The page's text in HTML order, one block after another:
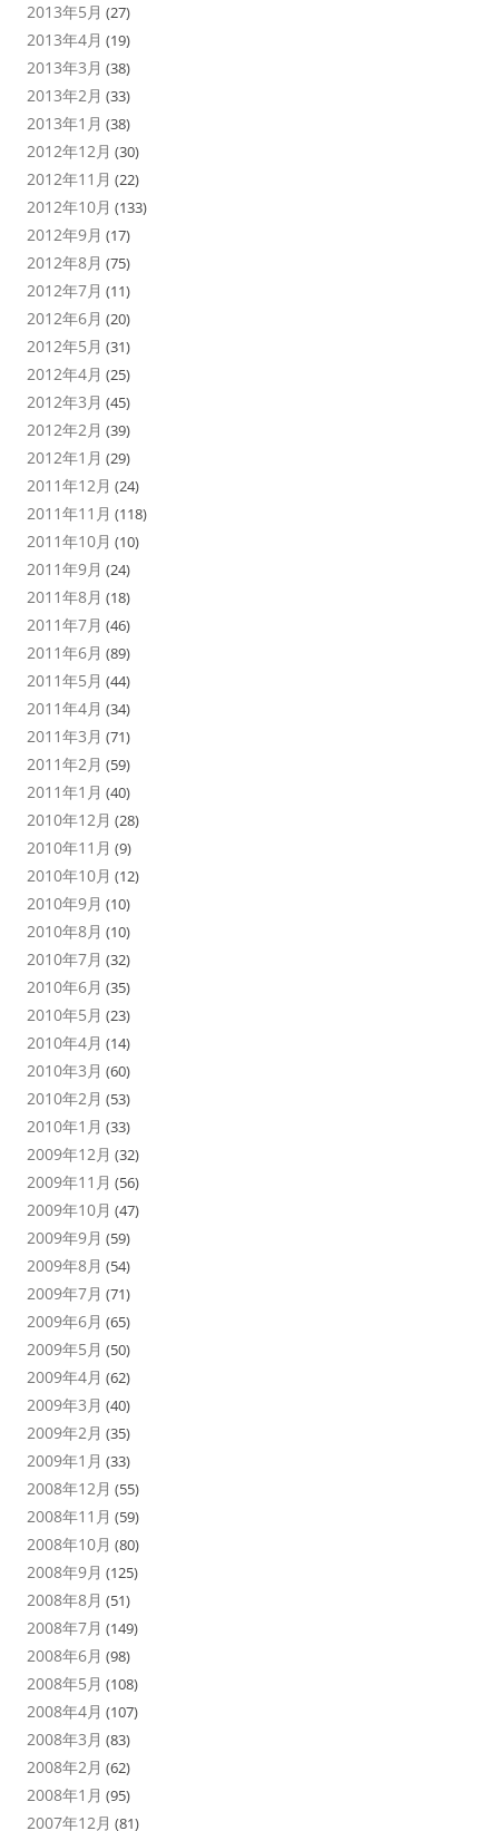
2013年5月 (27)
2013年4月 (19)
2013年3月 (38)
2013年2月 (33)
2013年1月 (38)
2012年12月 (30)
2012年11月 (22)
2012年10月 (133)
2012年9月 (17)
2012年8月 (75)
2012年7月 (11)
2012年6月 (20)
2012年5月 (31)
2012年4月 (25)
2012年3月 (45)
2012年2月 (39)
2012年1月 (29)
2011年12月 (24)
2011年11月 (118)
2011年10月 (10)
2011年9月 (24)
2011年8月 (18)
2011年7月 (46)
2011年6月 (89)
2011年5月 (44)
2011年4月 (34)
2011年3月 (71)
2011年2月 (59)
2011年1月 (40)
2010年12月 (28)
2010年11月 (9)
2010年10月 (12)
2010年9月 (10)
2010年8月 (10)
2010年7月 (32)
2010年6月 (35)
2010年5月 (23)
2010年4月 (14)
2010年3月 (60)
2010年2月 (53)
2010年1月 (33)
2009年12月 (32)
2009年11月 (56)
2009年10月 (47)
2009年9月 (59)
2009年8月 (54)
2009年7月 (71)
2009年6月 (65)
2009年5月 (50)
2009年4月 (62)
2009年3月 (40)
2009年2月 (35)
2009年1月 (33)
2008年12月 (55)
2008年11月 (59)
2008年10月 (80)
2008年9月 (125)
2008年8月 (51)
2008年7月 (149)
2008年6月 (98)
2008年5月 (108)
2008年4月 (107)
2008年3月 (83)
2008年2月 (62)
2008年1月 (95)
2007年12月 (81)